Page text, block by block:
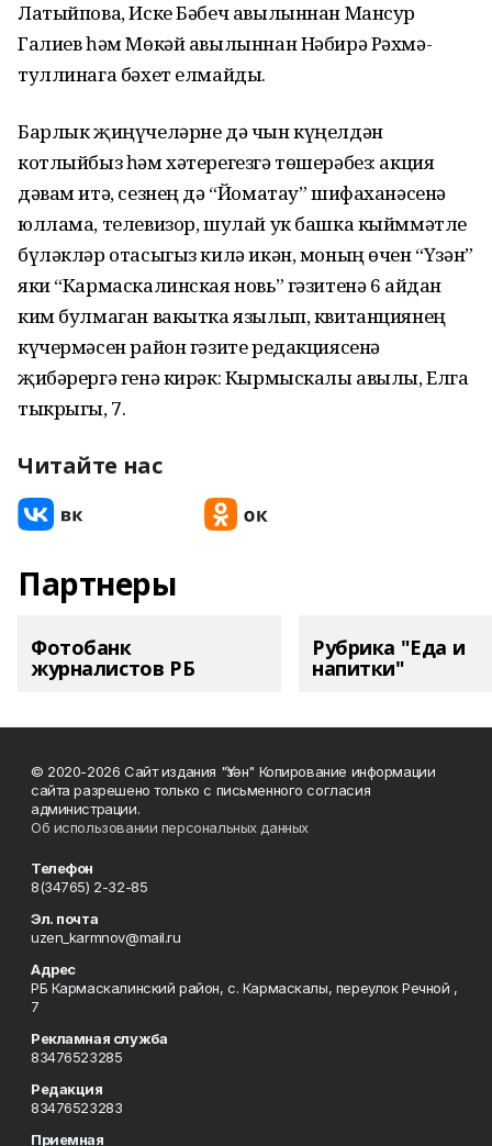
Латыйпова, Иске Бәбеч авылыннан Мансур
Галиев һәм Мөкәй авылыннан Нәбирә Рәхмә­
туллинага бәхет елмайды.
Барлык җиңүчеләрне дә чын күңелдән
котлыйбыз һәм хәтерегезгә төшерәбез: акция
дәвам итә, сезнең дә “Йоматау” шифаханәсенә
юллама, телевизор, шулай ук башка кыйммәтле
бү­ләкләр отасыгыз килә икән, моның өчен “Үзән”
яки “Кар­маскалинская новь” гәзитенә 6 айдан
ким булмаган ва­кыт­ка язылып, квитанциянең
күчермәсен район гәзите ре­дак­циясенә
җибәрергә генә кирәк: Кырмыскалы авылы, Елга
тыкрыгы, 7.
Читайте нас
Партнеры
Фотобанк
журналистов РБ
Рубрика "Еда и
напитки"
© 2020-2026 Сайт издания "Үзән" Копирование информации
сайта разрешено только с письменного согласия
администрации.
Об использовании персональных данных
Телефон
8(34765) 2-32-85
Эл. почта
uzen_karmnov@mail.ru
Адрес
РБ Кармаскалинский район, с. Кармаскалы, переулок Речной ,
7
Рекламная служба
83476523285
Редакция
83476523283
Приемная